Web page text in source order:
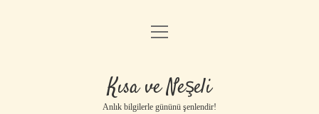
Anasayfa
Yasal Uyarı
menüyü
Kısa ve Neşeli
Anlık bilgilerle gününü şenlendir!